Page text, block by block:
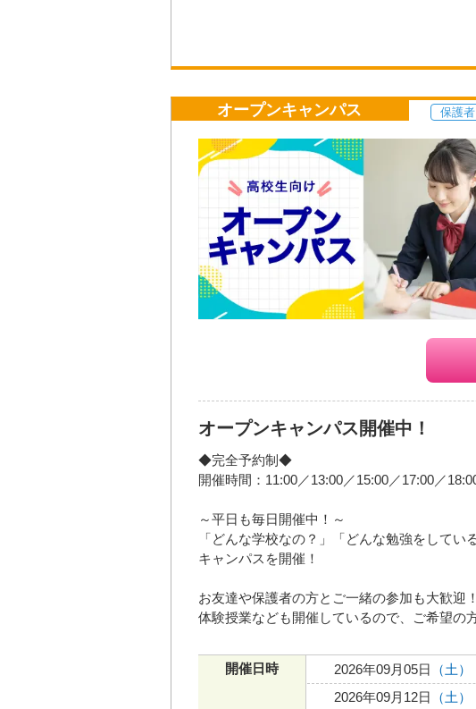
オープンキャンパス 保護
オープンキャンパス開催中！
◆完全予約制◆
開催時間：11:00／13:00／15:00／17:00／
～平日も毎日開催中！～
「どんな学校なの？」「どんな勉強をして
キャンパスを開催！
お友達や保護者の方とご一緒の参加も大歓迎！
体験授業なども開催しているので、ご希望の
開催日時 2026年09月05日 （土）
2026年09月12日
（土）